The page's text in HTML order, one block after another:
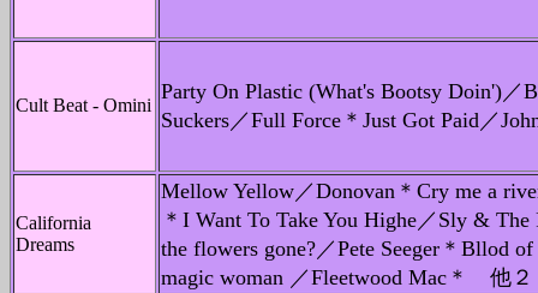
Cult Beat - Omini
Party On Plastic (What's Bootsy Doin')／
Suckers／Full Force＊Just Got Paid／
California
Dreams
Mellow Yellow／Donovan＊Cry me a
＊I Want To Take You Highe／Sly &
the flowers gone?／Pete Seeger＊Bllod
magic woman ／Fleetwood Mac＊ 他